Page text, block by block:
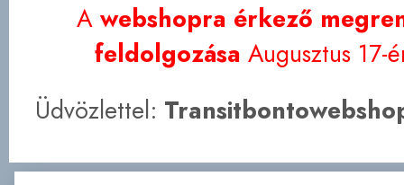
A webshopra érkező
feldolgozása Augusztus 17-
Üdvözlettel: